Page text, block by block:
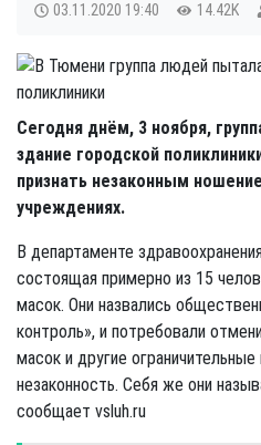
03.11.2020 19:40 14.42K
Сегодня днём, 3 ноября,
здание городской
признать незаконным
учреждениях.
В департаменте
состоящая примерно из 15
масок. Они назвались
контроль», и потребовали
масок и другие
незаконность. Себя же они
сообщает vsluh.ru